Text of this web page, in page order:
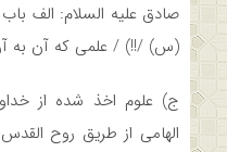
صادق علیه السلام: الف
(س) /!!) / علمی که آن به
ج) علوم اخذ شده از
الهامی از طریق روح